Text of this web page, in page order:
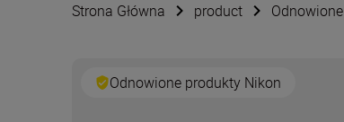
Strona Główna product Odnowione
Odnowione produkty Nikon